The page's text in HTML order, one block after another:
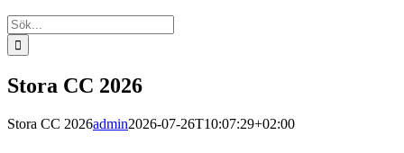
Sök
efter:
Stora CC 2026
Stora CC 2026admin2026-07-26T10:07:29+02:00